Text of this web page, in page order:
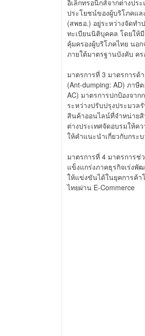
อิเล็กทรอนิกส์จากต่างปร
ประโยชน์ของผู้บริโภคแล
(สพธอ.) อยู่ระหว่างจัดท
ทะเบียนนิติบุคคล โดยให้
คุ้มครองผู้บริโภคไทย นอ
ภายใต้มาตรฐานบังคับ ค
มาตรการที่ 3 มาตรการ
(Ant-dumping: AD) ภา
AC) มาตรการปกป้องจา
ระหว่างปรับปรุงประมว
สินค้าออนไลน์ที่จำหน่าย
ต่างประเทศจัดอบรมให้ค
ให้คำแนะนำเกี่ยวกับกระ
มาตรการที่ 4 มาตรการช่
แข็งแกร่งภาคธุรกิจเร่งพั
ให้แข่งขันได้ในยุคการค้า
ไทยผ่าน E-Commerce